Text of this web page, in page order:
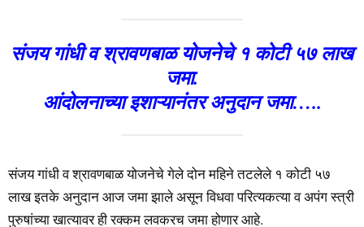
संजय गांधी व श्रावणबाळ योजनेचे १ कोटी ५७ लाख
जमा.
आंदोलनाच्या इशाऱ्यानंतर अनुदान जमा…..
संजय गांधी व श्रावणबाळ योजनेचे गेले दोन महिने तटलेले १ कोटी ५७
लाख इतके अनुदान आज जमा झाले असून विधवा परित्यकत्या व अपंग स्त्री
पुरुषांच्या खात्यावर ही रक्कम लवकरच जमा होणार आहे.